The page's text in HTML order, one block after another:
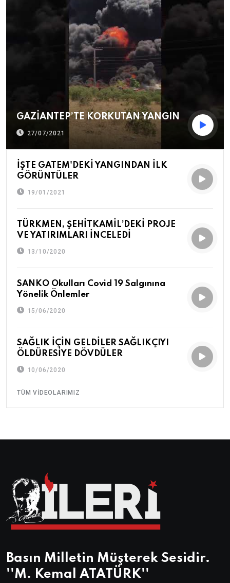
GAZİANTEP’TE KORKUTAN YANGIN
27/07/2021
İŞTE GATEM'DEKİ YANGINDAN İLK
GÖRÜNTÜLER
19/01/2021
TÜRKMEN, ŞEHİTKAMİL’DEKİ PROJE
VE YATIRIMLARI İNCELEDİ
13/10/2020
SANKO Okulları Covid 19 Salgınına
Yönelik Önlemler
15/06/2020
SAĞLIK İÇİN GELDİLER SAĞLIKÇIYI
ÖLDÜRESİYE DÖVDÜLER
10/06/2020
TÜM VIDEOLARIMIZ
Basın Milletin Müşterek Sesidir.
''M. Kemal ATATÜRK''